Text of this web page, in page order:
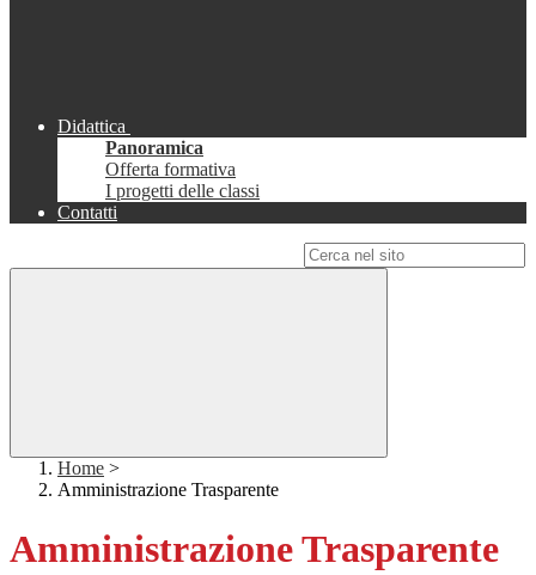
Didattica
Panoramica
Offerta formativa
I progetti delle classi
Contatti
Home >
Amministrazione Trasparente
Amministrazione Trasparente